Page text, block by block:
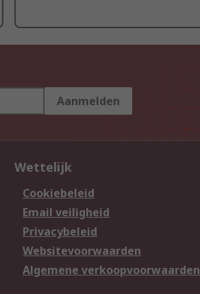
Aanmelden
Wettelijk
Cookiebeleid
Email veiligheid
Privacybeleid
Websitevoorwaarden
Algemene verkoopvoorwaarden